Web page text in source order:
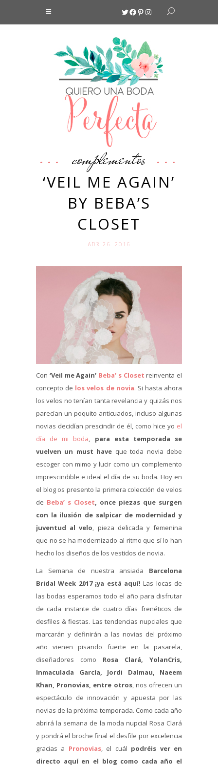
Twitter
Facebook
Pinterest
Instagram
complementos
‘VEIL ME AGAIN’
BY BEBA’S
CLOSET
ABR 26. 2016
Con ‘Veil me Again’ Beba’ s Closet reinventa el
concepto de los velos de novia. Si hasta ahora
los velos no tenían tanta revelancia y quizás nos
parecían un poquito anticuados, incluso algunas
novias decidían prescindir de él, como hice yo el
día de mi boda, para esta temporada se
vuelven un must have que toda novia debe
escoger con mimo y lucir como un complemento
imprescindible e ideal el día de su boda. Hoy en
el blog os presento la primera colección de velos
de Beba’ s Closet, once piezas que surgen
con la ilusión de salpicar de modernidad y
juventud al velo, pieza delicada y femenina
que no se ha modernizado al ritmo que sí lo han
hecho los diseños de los vestidos de novia.
La Semana de nuestra ansiada Barcelona
Bridal Week 2017 ¡ya está aquí! Las locas de
las bodas esperamos todo el año para disfrutar
de cada instante de cuatro días frenéticos de
desfiles & fiestas. Las tendencias nupciales que
marcarán y definirán a las novias del próximo
año vienen pisando fuerte en la pasarela,
diseñadores como Rosa Clará, YolanCris,
Inmaculada García, Jordi Dalmau, Naeem
Khan, Pronovias, entre otros, nos ofrecen un
espectáculo de innovación y apuesta por las
novias de la próxima temporada. Como cada año
abrirá la semana de la moda nupcial Rosa Clará
y pondrá el broche final el desfile por excelencia
gracias a Pronovias, el cuál podréis ver en
directo aquí en el blog como cada año el